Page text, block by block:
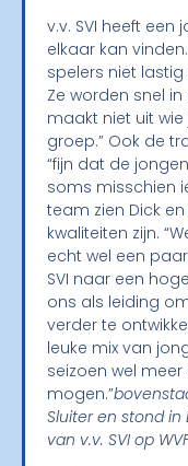
v.v. SVI heeft
elkaar kan
spelers niet
Ze worden snel
maakt niet uit
groep.” Ook de
“fijn dat de
soms misschien
team zien Dick
kwaliteiten zijn.
echt wel een
SVI naar een
ons als leiding
verder te
leuke mix van
seizoen wel
mogen.”
Sluiter en stond
van v.v. SVI op